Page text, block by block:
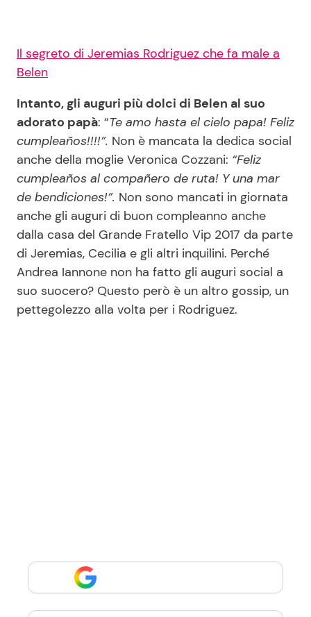
Il segreto di Jeremias Rodriguez che fa male a
Belen
Intanto, gli auguri più dolci di Belen al suo
adorato papà: “Te amo hasta el cielo papa! Feliz
cumpleaños!!!!”. Non è mancata la dedica social
anche della moglie Veronica Cozzani: “Feliz
cumpleaños al compañero de ruta! Y una mar
de bendiciones!”. Non sono mancati in giornata
anche gli auguri di buon compleanno anche
dalla casa del Grande Fratello Vip 2017 da parte
di Jeremias, Cecilia e gli altri inquilini. Perché
Andrea Iannone non ha fatto gli auguri social a
suo suocero? Questo però è un altro gossip, un
pettegolezzo alla volta per i Rodriguez.